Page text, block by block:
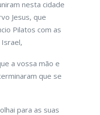
nesta cidade
Jesus, que
Pilatos com as
a vossa mão e
que se
para as suas